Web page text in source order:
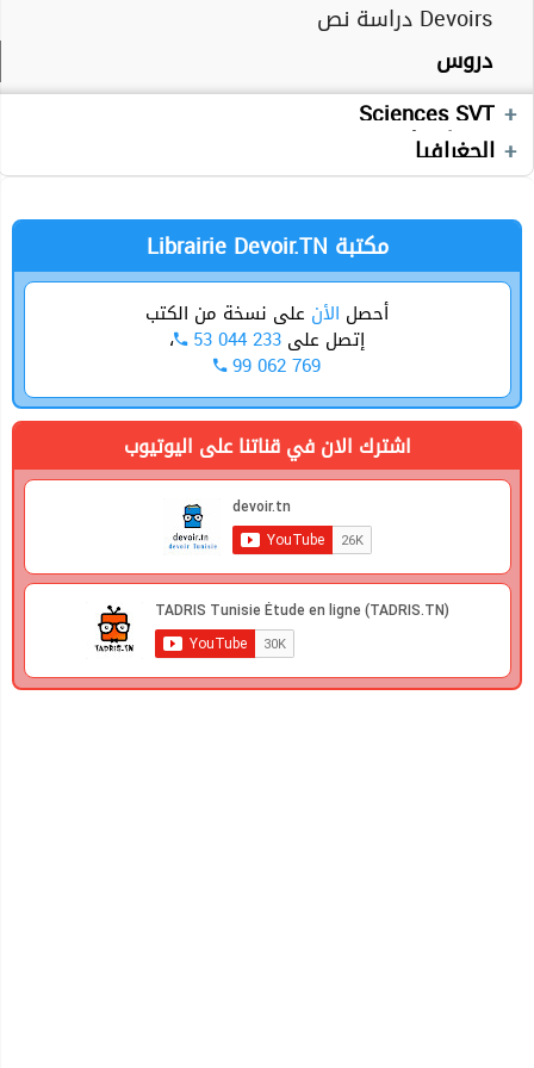
Devoirs دراسة نص
دروس
Mathématiques
Devoirs
Séries
Sciences SVT
Devoirs
Technologie
Cours
Devoirs
الجغرافيا
Devoirs
Librairie Devoir.TN مكتبة
أحصل الأن على نسخة من الكتب
إتصل على 53 044 233 ،
99 062 769
اشترك الان في قناتنا على اليوتيوب